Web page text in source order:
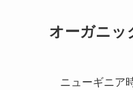
オーガニッ
ニューギニア